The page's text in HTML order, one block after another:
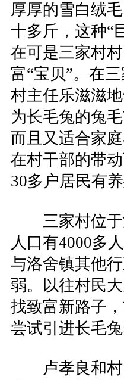
厚厚的雪白绒
十多斤，这种“
在可是三家村
富“宝贝”。在
村主任乐滋滋
为长毛兔的兔
而且又适合家庭
在村干部的带
30多户居民有
三家村位于
人口有4000多
与洛舍镇其他
弱。以往村民
找致富新路子
尝试引进长毛兔
卢孝良和村